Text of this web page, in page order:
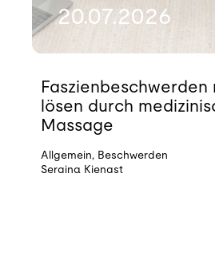
20.07.2026
Faszienbeschwerden
lösen durch
Massage
Allgemein, Beschwerden
Seraina Kienast